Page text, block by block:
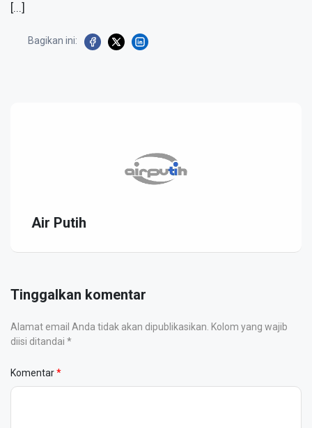
[...]
Bagikan ini:
Air Putih
Tinggalkan komentar
Alamat email Anda tidak akan dipublikasikan. Kolom yang wajib
diisi ditandai *
Komentar